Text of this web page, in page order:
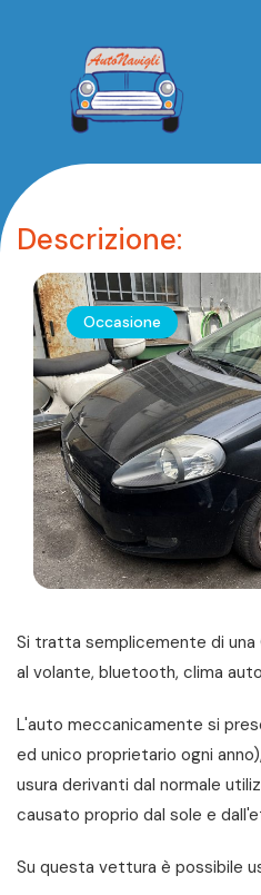
Descrizione:
Occasione
Si tratta semplicemente di una
al volante, bluetooth, clima
L'auto meccanicamente si
ed unico proprietario ogni
usura derivanti dal normale
causato proprio dal sole e
Su questa vettura è possibile